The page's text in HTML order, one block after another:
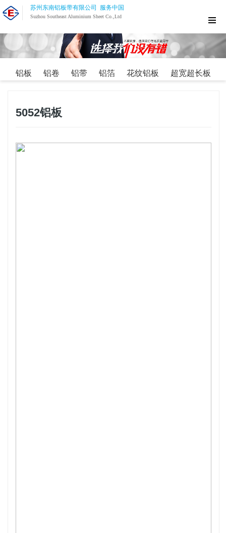
苏州东南铝板带有限公司 服务中国
Suzhou Southeast Aluminium Sheet Co.,Ltd
铝板 铝卷 铝带 铝箔 花纹铝板 超宽超长板
5052铝板